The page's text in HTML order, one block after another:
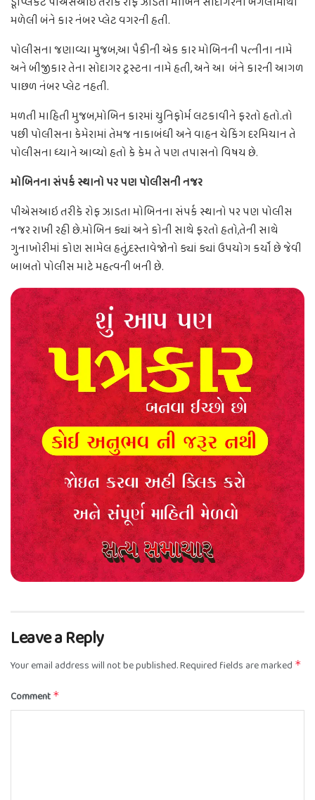
મળેલી બંને કાર નંબર પ્લેટ વગરની હતી.
પોલીસના જણાવ્યા મુજબ,આ પૈકીની એક કાર મોબિનની પત્નીના નામે
અને બીજીકાર તેના સોદાગર ટ્રસ્ટના નામે હતી, અને આ બંને કારની આગળ
પાછળ નંબર પ્લેટ નહતી.
મળતી માહિતી મુજબ,મોબિન કારમાં યુનિફોર્મ લટકાવીને ફરતો હતો.તો
પછી પોલીસના કેમેરામાં તેમજ નાકાબંધી અને વાહન ચેકિંગ દરમિયાન તે
પોલીસના ધ્યાને આવ્યો હતો કે કેમ તે પણ તપાસનો વિષય છે.
મોબિનના સંપર્ક સ્થાનો પર પણ પોલીસની નજર
પીએસઆઇ તરીકે રોફ ઝાડતા મોબિનના સંપર્ક સ્થાનો પર પણ પોલીસ
નજર રાખી રહી છે.મોબિન ક્યાં અને કોની સાથે ફરતો હતો,તેની સાથે
ગુનાખોરીમાં કોણ સામેલ હતું,દસ્તાવેજોનો ક્યાં ક્યાં ઉપયોગ કર્યો છે જેવી
બાબતો પોલીસ માટે મહત્વની બની છે.
Leave a Reply
Your email address will not be published.Required fields are marked *
Comment *